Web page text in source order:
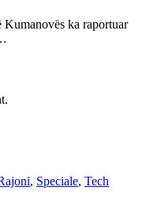
ka raportuar
, Speciale, Tech